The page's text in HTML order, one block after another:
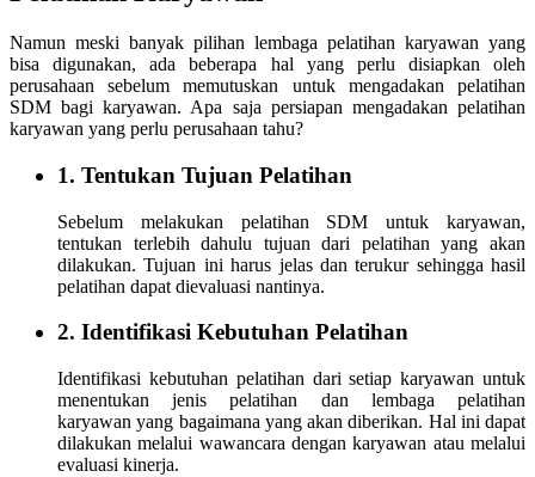
Namun meski banyak pilihan lembaga pelatihan karyawan yang
bisa digunakan, ada beberapa hal yang perlu disiapkan oleh
perusahaan sebelum memutuskan untuk mengadakan pelatihan
SDM bagi karyawan. Apa saja persiapan mengadakan pelatihan
karyawan yang perlu perusahaan tahu?
1. Tentukan Tujuan Pelatihan
Sebelum melakukan pelatihan SDM untuk karyawan,
tentukan terlebih dahulu tujuan dari pelatihan yang akan
dilakukan. Tujuan ini harus jelas dan terukur sehingga hasil
pelatihan dapat dievaluasi nantinya.
2. Identifikasi Kebutuhan Pelatihan
Identifikasi kebutuhan pelatihan dari setiap karyawan untuk
menentukan jenis pelatihan dan lembaga pelatihan
karyawan yang bagaimana yang akan diberikan. Hal ini dapat
dilakukan melalui wawancara dengan karyawan atau melalui
evaluasi kinerja.